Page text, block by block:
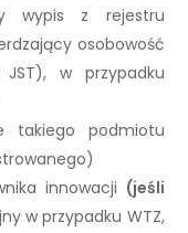
wypis z rejestru
osobowość
w przypadku
takiego podmiotu
innowacji (jeśli
w przypadku WTZ,